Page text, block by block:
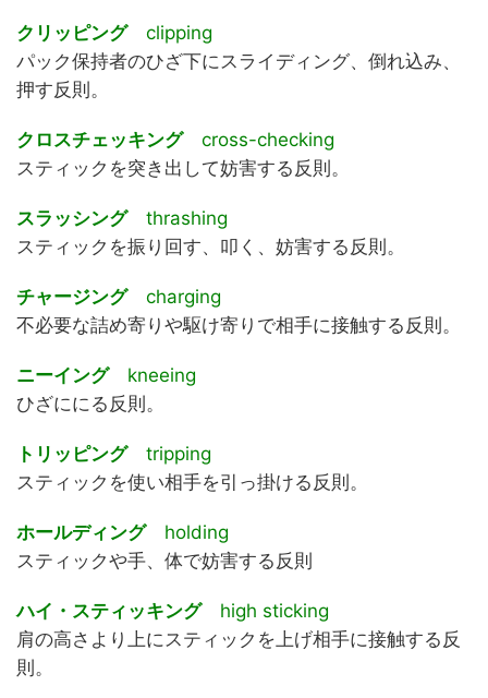
クリッピングclipping
パック保持者のひざ下にスライディング、倒れ込み、
押す反則。
クロスチェッキングcross-checking
スティックを突き出して妨害する反則。
スラッシングthrashing
スティックを振り回す、叩く、妨害する反則。
チャージングcharging
不必要な詰め寄りや駆け寄りで相手に接触する反則。
ニーイングkneeing
ひざににる反則。
トリッピングtripping
スティックを使い相手を引っ掛ける反則。
ホールディングholding
スティックや手、体で妨害する反則
ハイ・スティッキングhigh sticking
肩の高さより上にスティックを上げ相手に接触する反
則。